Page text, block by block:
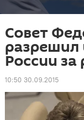
Совет
разрешил
России
10:50 30.09.2015